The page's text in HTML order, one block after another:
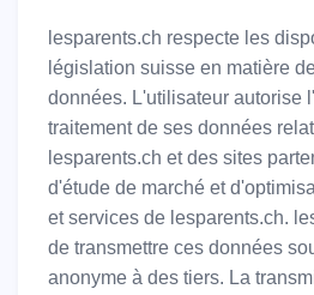
lesparents.ch respecte les
législation suisse en matière
données. L'utilisateur autorise
traitement de ses données
lesparents.ch et des sites
d'étude de marché et
et services de lesparents.ch.
de transmettre ces données
anonyme à des tiers. La